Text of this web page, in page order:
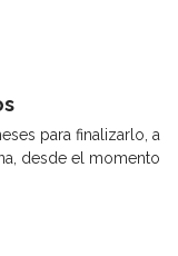
para finalizarlo, a
desde el momento